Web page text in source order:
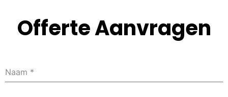
Offerte Aanvragen
Naam *